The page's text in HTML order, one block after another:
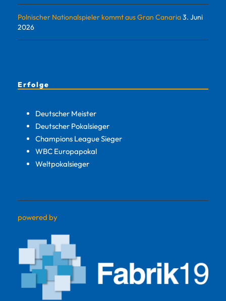
Polnischer Nationalspieler kommt aus Gran Canaria3. Juni
2026
Erfolge
Deutscher Meister
Deutscher Pokalsieger
Champions League Sieger
WBC Europapokal
Weltpokalsieger
powered by